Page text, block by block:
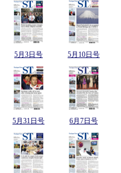
5月3日号 5月10日号
5月31日号 6月7日号